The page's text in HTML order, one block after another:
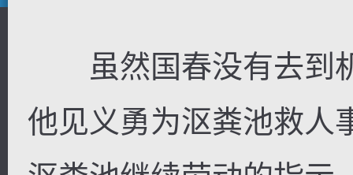
虽然国春没有去到
他见义勇为沤粪池救人